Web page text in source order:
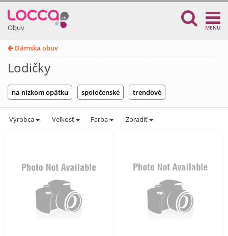
Obuv MENU
Dámska obuv
Lodičky
na nízkom opätku spoločenské trendové
Výrobca Veľkosť Farba Zoradiť